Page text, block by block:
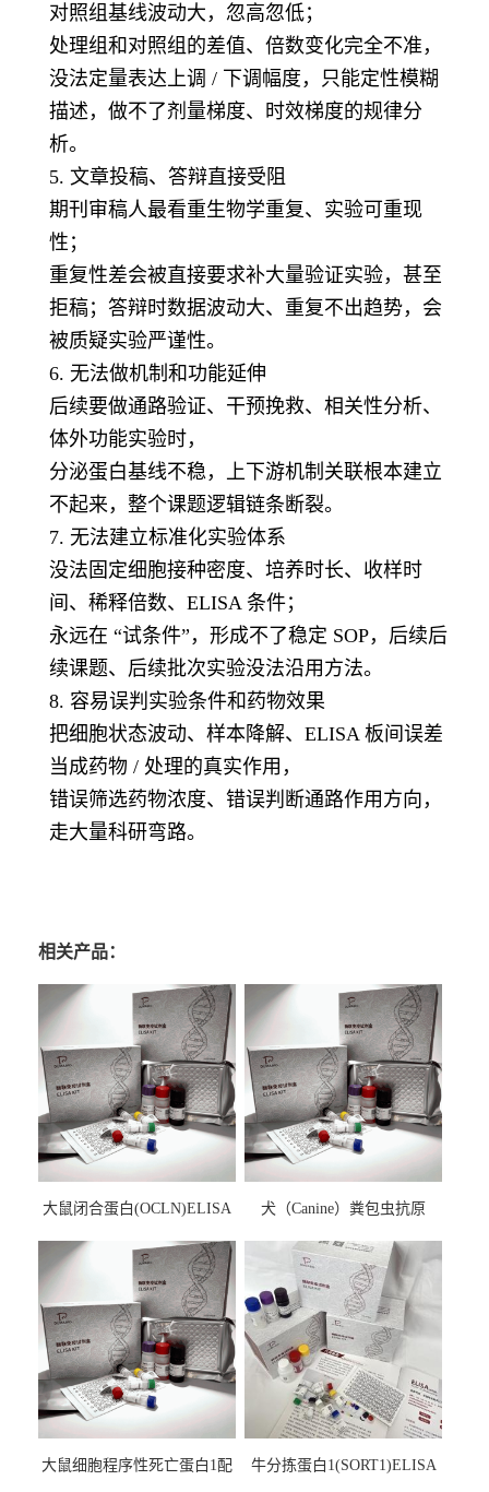
对照组基线波动大，忽高忽低；
处理组和对照组的差值、倍数变化完全不准，
没法定量表达上调 / 下调幅度，只能定性模糊
描述，做不了剂量梯度、时效梯度的规律分
析。
5. 文章投稿、答辩直接受阻
期刊审稿人最看重生物学重复、实验可重现
性；
重复性差会被直接要求补大量验证实验，甚至
拒稿；答辩时数据波动大、重复不出趋势，会
被质疑实验严谨性。
6. 无法做机制和功能延伸
后续要做通路验证、干预挽救、相关性分析、
体外功能实验时，
分泌蛋白基线不稳，上下游机制关联根本建立
不起来，整个课题逻辑链条断裂。
7. 无法建立标准化实验体系
没法固定细胞接种密度、培养时长、收样时
间、稀释倍数、ELISA 条件；
永远在 “试条件”，形成不了稳定 SOP，后续后
续课题、后续批次实验没法沿用方法。
8. 容易误判实验条件和药物效果
把细胞状态波动、样本降解、ELISA 板间误差
当成药物 / 处理的真实作用，
错误筛选药物浓度、错误判断通路作用方向，
走大量科研弯路。
相关产品：
大鼠闭合蛋白(OCLN)ELISA
犬（Canine）粪包虫抗原
大鼠细胞程序性死亡蛋白1配
牛分拣蛋白1(SORT1)ELISA